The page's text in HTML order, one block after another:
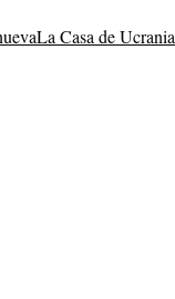
La Casa de Ucrania